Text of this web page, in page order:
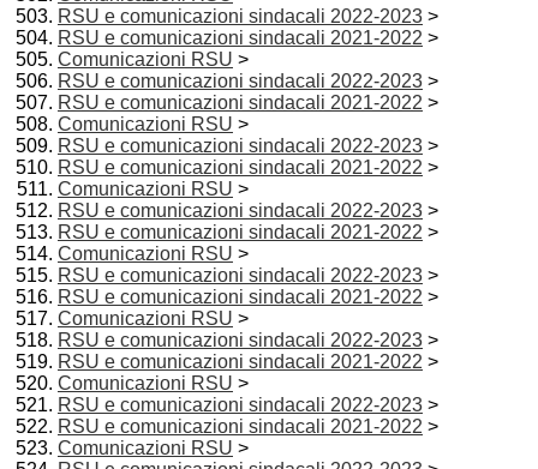
RSU e comunicazioni sindacali 2022-2023 >
RSU e comunicazioni sindacali 2021-2022 >
Comunicazioni RSU >
RSU e comunicazioni sindacali 2022-2023 >
RSU e comunicazioni sindacali 2021-2022 >
Comunicazioni RSU >
RSU e comunicazioni sindacali 2022-2023 >
RSU e comunicazioni sindacali 2021-2022 >
Comunicazioni RSU >
RSU e comunicazioni sindacali 2022-2023 >
RSU e comunicazioni sindacali 2021-2022 >
Comunicazioni RSU >
RSU e comunicazioni sindacali 2022-2023 >
RSU e comunicazioni sindacali 2021-2022 >
Comunicazioni RSU >
RSU e comunicazioni sindacali 2022-2023 >
RSU e comunicazioni sindacali 2021-2022 >
Comunicazioni RSU >
RSU e comunicazioni sindacali 2022-2023 >
RSU e comunicazioni sindacali 2021-2022 >
Comunicazioni RSU >